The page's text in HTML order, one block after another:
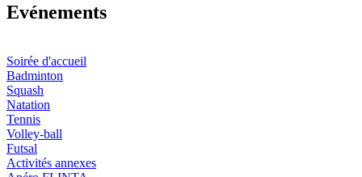
Evénements
Soirée d'accueil
Badminton
Squash
Natation
Tennis
Volley-ball
Futsal
Activités annexes